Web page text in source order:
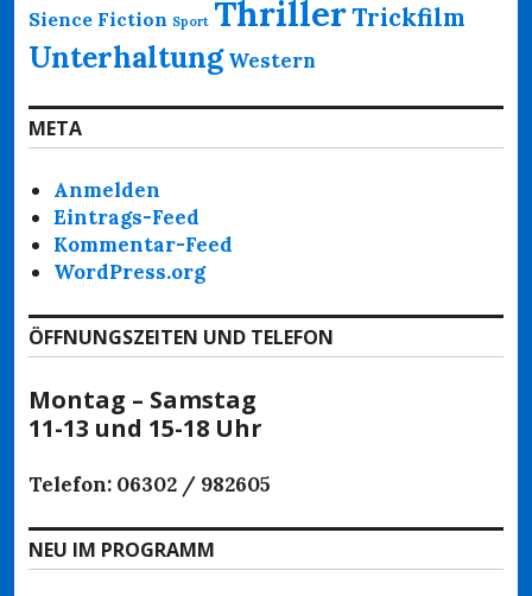
Sience Fiction Sport ThrillerTrickfilm
Unterhaltung Western
META
Anmelden
Eintrags-Feed
Kommentar-Feed
WordPress.org
ÖFFNUNGSZEITEN UND TELEFON
Montag – Samstag
11-13 und 15-18 Uhr
Telefon: 06302 / 982605
NEU IM PROGRAMM